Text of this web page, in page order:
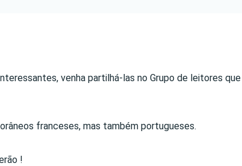
venha partilhá-las no Grupo de leitores que
franceses, mas também portugueses.
!